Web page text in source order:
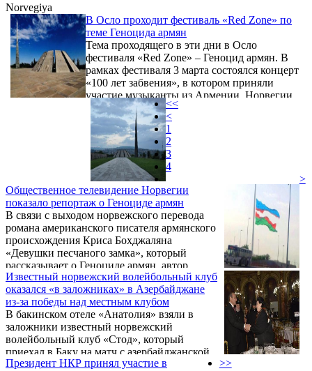
Norvegiya
В Осло проходит фестиваль «Red Zone» по
теме Геноцида армян
Тема проходящего в эти дни в Осло
фестиваля «Red Zone» – Геноцид армян. В
рамках фестиваля 3 марта состоялся концерт
«100 лет забвения», в котором приняли
участие музыканты из Армении, Норвегии,
Турции, Ирана.
Общественное телевидение Норвегии
показало репортаж о Геноциде армян
В связи с выходом норвежского перевода
романа американского писателя армянского
происхождения Криса Бохджаляна
«Девушки песчаного замка», который
рассказывает о Геноциде армян, автор
книги 28 января посетил внучку известного
норвежского филантропа Фритьофа
Нансена – Марит Грев.
Известный норвежский волейбольный клуб
оказался «в заложниках» в Азербайджане
из-за победы над местным клубом
В бакинском отеле «Анатолия» взяли в
заложники известный норвежский
волейбольный клуб «Стод», который
приехал в Баку на матч с азербайджанской
командой «Азеррейл». Об этом сообщает
Президент НКР принял участие в
<<
<
1
2
3
4
>
>>